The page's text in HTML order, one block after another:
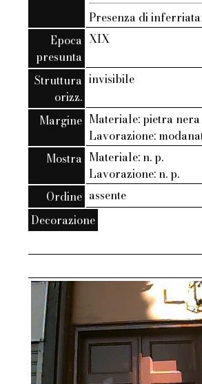
Presenza di
Epoca
presunta
XIX
Struttura
orizz.
invisibile
Margine Materiale: pietra nera
Lavorazione:
Mostra Materiale: n. p.
Lavorazione: n. p.
Ordine assente
Decorazione